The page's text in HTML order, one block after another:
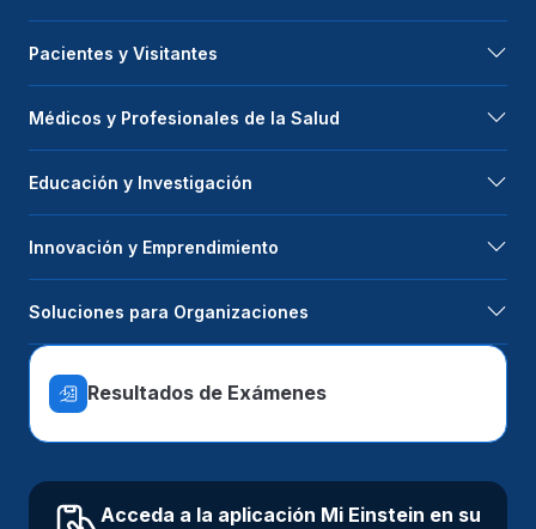
Pacientes y Visitantes
Médicos y Profesionales de la Salud
Educación y Investigación
Innovación y Emprendimiento
Soluciones para Organizaciones
Resultados de Exámenes
Acceda a la aplicación Mi Einstein en su